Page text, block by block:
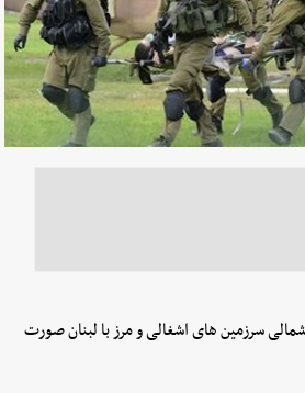
سرزمین های اشغالی و مرز با لبنان صورت